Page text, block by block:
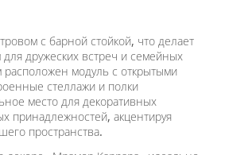
с барной стойкой, что делает
дружеских встреч и семейных
модуль с открытыми
стеллажи и полки
место для декоративных
принадлежностей, акцентируя
пространства.